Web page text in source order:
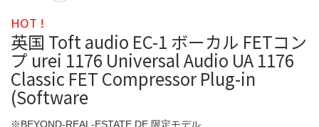
HOT !
英国 Toft audio EC-1 ボーカル FETコン
プ urei 1176 Universal Audio UA 1176
Classic FET Compressor Plug-in
(Software
※BEYOND-REAL-ESTATE.DE 限定モデル